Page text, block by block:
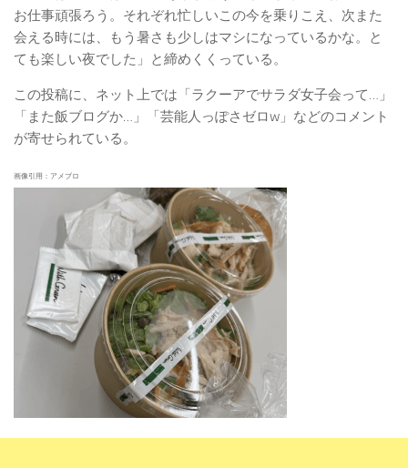
お仕事頑張ろう。それぞれ忙しいこの今を乗りこえ、次また
会える時には、もう暑さも少しはマシになっているかな。と
ても楽しい夜でした」と締めくくっている。
この投稿に、ネット上では「ラクーアでサラダ女子会って…」
「また飯ブログか…」「芸能人っぽさゼロw」などのコメント
が寄せられている。
画像引用：アメブロ